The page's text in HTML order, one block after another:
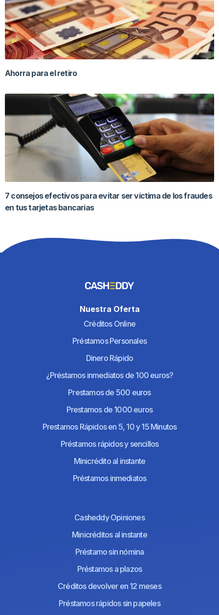
Ahorra para el retiro
7 consejos efectivos para evitar ser víctima de los fraudes
en tus tarjetas bancarias
Nuestra Oferta
Créditos Online
Préstamos Personales
Dinero Rápido
¿Préstamos inmediatos de 100 euros?
Prestamos de 500 euros
Prestamos de 1000 euros
Prestamos Rápidos en 5, 10 y 15 Minutos
Préstamos rápidos y sencillos
Minicrédito al instante
Préstamos inmediatos
Casheddy Opiniones
Minicréditos al instante
Préstamo sin nómina
Préstamos a plazos
Créditos devolver en 12 meses
Préstamos rápidos sin papeles